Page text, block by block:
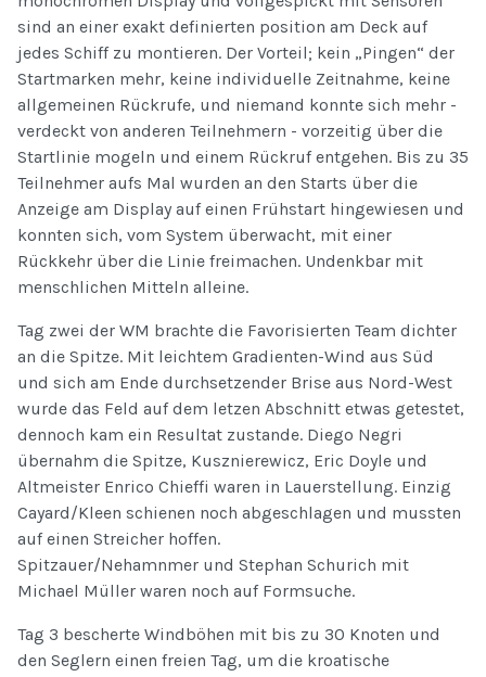
sind an einer exakt definierten position am Deck auf
jedes Schiff zu montieren. Der Vorteil; kein „Pingen“ der
Startmarken mehr, keine individuelle Zeitnahme, keine
allgemeinen Rückrufe, und niemand konnte sich mehr -
verdeckt von anderen Teilnehmern - vorzeitig über die
Startlinie mogeln und einem Rückruf entgehen. Bis zu 35
Teilnehmer aufs Mal wurden an den Starts über die
Anzeige am Display auf einen Frühstart hingewiesen und
konnten sich, vom System überwacht, mit einer
Rückkehr über die Linie freimachen. Undenkbar mit
menschlichen Mitteln alleine.
Tag zwei der WM brachte die Favorisierten Team dichter
an die Spitze. Mit leichtem Gradienten-Wind aus Süd
und sich am Ende durchsetzender Brise aus Nord-West
wurde das Feld auf dem letzen Abschnitt etwas getestet,
dennoch kam ein Resultat zustande. Diego Negri
übernahm die Spitze, Kusznierewicz, Eric Doyle und
Altmeister Enrico Chieffi waren in Lauerstellung. Einzig
Cayard/Kleen schienen noch abgeschlagen und mussten
auf einen Streicher hoffen.
Spitzauer/Nehamnmer und Stephan Schurich mit
Michael Müller waren noch auf Formsuche.
Tag 3 bescherte Windböhen mit bis zu 30 Knoten und
den Seglern einen freien Tag, um die kroatische